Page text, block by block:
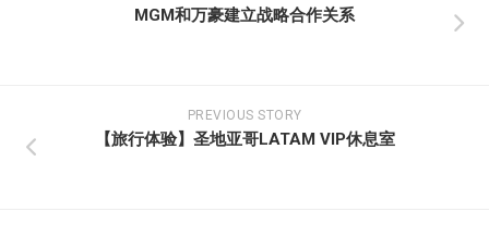
MGM和万豪建立战略合作关系
PREVIOUS STORY
【旅行体验】圣地亚哥LATAM VIP休息室